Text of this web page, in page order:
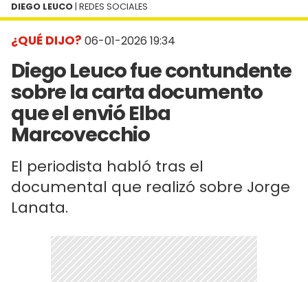
¿QUÉ DIJO? 06-01-2026 19:34
Diego Leuco fue contundente
sobre la carta documento
que el envió Elba
Marcovecchio
El periodista habló tras el
documental que realizó sobre Jorge
Lanata.
DIEGO LEUCO | REDES SOCIALES